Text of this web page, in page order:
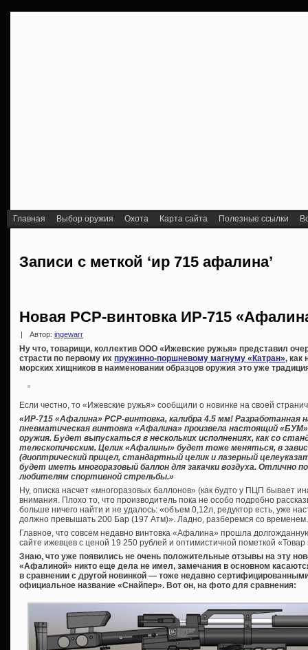
Главная Выбор оружия Охота Карта сайта Полезные ссылки
Записи с меткой ‘ир 715 афалина’
Новая PCP-винтовка ИР-715
Автор: ingewarr
Ну что, товарищи, коллектив ООО «Ижевские ружья» представил
страсти по первому их пружинно-поршневому магнуму «Катран», как
морских хищников в наименовании образцов оружия это уже
Если честно, то «Ижевские ружья» сообщили о новинке на своей
«ИР-715 «Афалина» PCP-винтовка, калибра 4.5 мм!
пневматическая винтовка «Афалина» произвела настоящий
оружия. Будет выпускаться в нескольких исполнениях, как со
телескопическим. Целик «Афалины» будет тоже меняться, в
(диоптрический прицел, стандартный целик и лазерный
будет иметь многоразовый баллон для закачки воздуха. Отлично
любителям спортивной стрельбы.»
Ну, описка насчет «многоразовых баллонов» (как будто у ПЦП бывает
внимания. Плохо то, что производитель пока не особо подробно
больше ничего найти и не удалось: «объем 0,12л, редуктор есть, уже
должно превышать 200 Бар (197 Атм)». Ладно, разберемся со
Главное, что совсем недавно винтовка «Афалина» прошла
сайте ижевцев с ценой 19 250 рублей и оптимистичной пометкой
Знаю, что уже появились не очень положительные отзывы на эту
«Афалиной» никто еще дела не имел, замечания в основном
в сравнении с другой новинкой — тоже недавно
официальное название «Снайпер». Вот он, на фото для сравнения: